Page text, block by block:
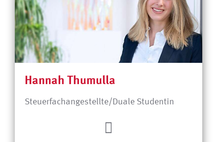
Hannah Thumulla
Steuerfachangestellte/Duale Studentin